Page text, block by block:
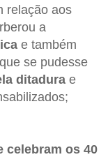
relação aos
a
e também
se pudesse
ditadura e
celebram os 40